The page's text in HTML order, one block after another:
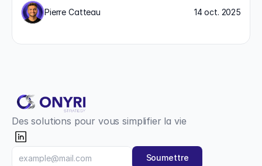
comment les corriger immédiatement.
Pierre Catteau 14 oct. 2025
Des solutions pour vous simplifier la vie
Soumettre